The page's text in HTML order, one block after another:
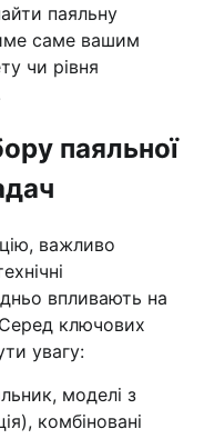
паяльну
саме вашим
чи рівня
паяльної
важливо
впливають на
ключових
увагу:
моделі з
комбіновані